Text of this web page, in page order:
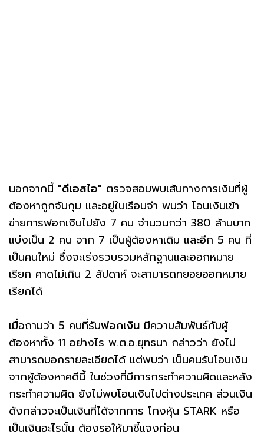
นอกจากนี้ "ดีเอสไอ" ตรวจสอบพบเส้นทางการเงินที่ผู้
ต้องหาถูกจับกุม และอยู่ในเรือนจำ พบว่า โอนเงินเข้า
ข่ายการฟอกเงินไปยัง 7 คน จำนวนกว่า 380 ล้านบาท
แบ่งเป็น 2 คน จาก 7 เป็นผู้ต้องหาเดิม และอีก 5 คน ที่
เป็นคนใหม่ ซึ่งจะเร่งรวบรวมหลักฐานและออกหมาย
เรียก คาดไม่เกิน 2 สัปดาห์ จะสามารถทยอยออกหมาย
เรียกได้
เมื่อถามว่า 5 คนที่รับฟอกเงิน มีความสัมพันธ์กับผู้
ต้องหาทั้ง 11 อย่างไร พ.ต.อ.ยุทธนา กล่าวว่า ยังไม่
สามารถบอกรายละเอียดได้ แต่พบว่า เป็นคนรับโอนเงิน
จากผู้ต้องหาคดีนี้ ในช่วงที่มีการกระทำความผิดและหลัง
กระทำความผิด ยังไม่พบโอนเงินไปต่างประเทศ ส่วนเงิน
ดังกล่าวจะเป็นเงินที่ได้จากการ โกงหุ้น STARK หรือ
เป็นเงินอะไรนั้น ต้องรอให้มาชี้แจงก่อน